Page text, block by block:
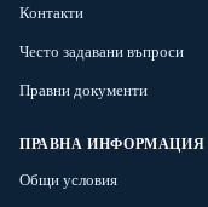
Контакти
Често задавани въпроси
Правни документи
ПРАВНА ИНФОРМАЦИЯ
Общи условия